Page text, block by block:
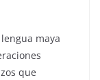
maya
que